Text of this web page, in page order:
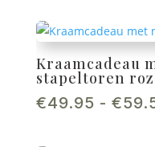
Kraamcadeau
stapeltoren
€49.95 - €